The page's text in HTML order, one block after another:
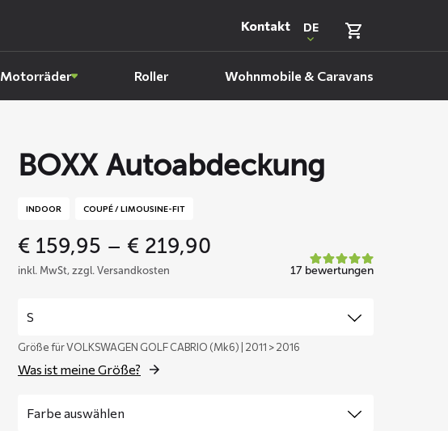
Kontakt
DE
Motorräder Roller Wohnmobile & Caravans
BOXX Autoabdeckung
INDOOR COUPÉ / LIMOUSINE-FIT
€ 159,95 – € 219,90
inkl. MwSt, zzgl. Versandkosten 17 bewertungen
Größe für VOLKSWAGEN GOLF CABRIO (Mk6) | 2011 > 2016
Was ist meine Größe?